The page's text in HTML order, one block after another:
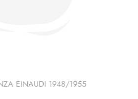
EINAUDI 1948/1955